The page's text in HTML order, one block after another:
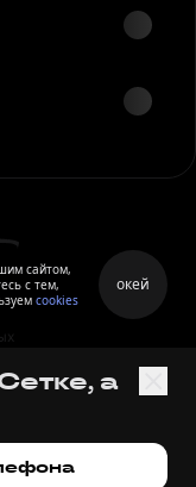
а
сайтом,
с тем,
cookies
окей